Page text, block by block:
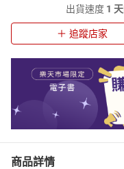
出貨速度 1 天
追蹤店家
商品詳情